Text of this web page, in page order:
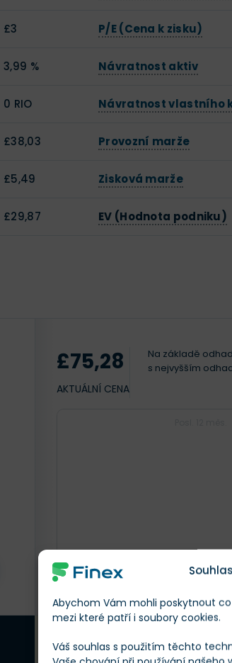
Abychom Vám mohli poskytnout
mezi které patří i soubory cookies.
Váš souhlas s použitím těchto
£3 P/E (Cena k zisku)
3,99 % Návratnost aktiv
0 RIO Návratnost vlastního
£38,03 Provozní marže
£5,49 Zisková marže
£29,87 EV (Hodnota podniku)
£75,28
AKTUÁLNÍ CENA
Na základě
s nejvyšším
Srpen 2025
XXX